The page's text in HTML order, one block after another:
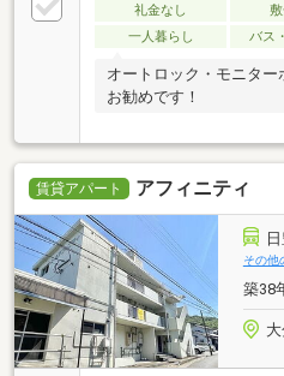
礼金なし
一人暮らし
バス
オートロック・モニタ
お勧めです！
賃貸アパート アフィニティ
その他
築38